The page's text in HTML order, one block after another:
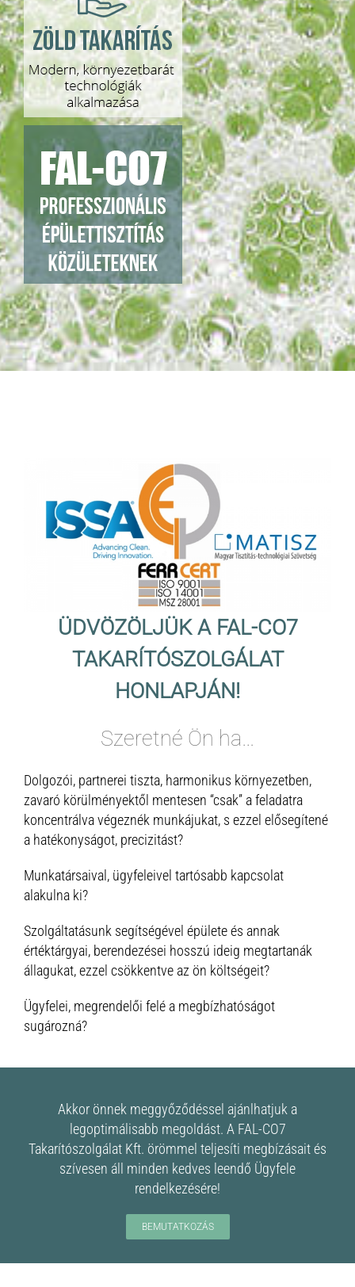
ÜDVÖZÖLJÜK A FAL-CO7
TAKARÍTÓSZOLGÁLAT
HONLAPJÁN!
Szeretné Ön ha…
Dolgozói, partnerei tiszta, harmonikus környezetben,
zavaró körülményektől mentesen “csak” a feladatra
koncentrálva végeznék munkájukat, s ezzel elősegítené
a hatékonyságot, precizitást?
Munkatársaival, ügyfeleivel tartósabb kapcsolat
alakulna ki?
Szolgáltatásunk segítségével épülete és annak
értéktárgyai, berendezései hosszú ideig megtartanák
állagukat, ezzel csökkentve az ön költségeit?
Ügyfelei, megrendelői felé a megbízhatóságot
sugározná?
Akkor önnek meggyőződéssel ajánlhatjuk a
legoptimálisabb megoldást. A FAL-CO7
Takarítószolgálat Kft. örömmel teljesíti megbízásait és
szívesen áll minden kedves leendő Ügyfele
rendelkezésére!
BEMUTATKOZÁS